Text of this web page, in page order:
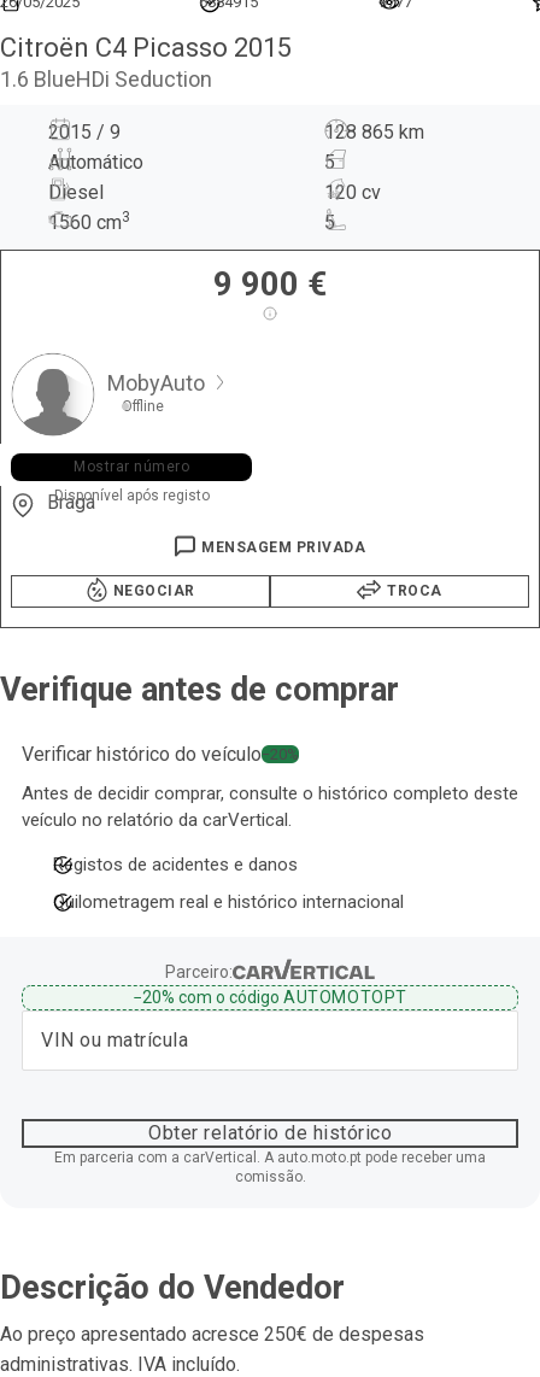
Citroën C4 Picasso 2015
1.6 BlueHDi Seduction
2015 / 9
128 865 km
Automático
5
Diesel
120 cv
1560 cm3 5
9 900 €
MobyAuto
Offline
+351 933 ••• •35
Mostrar número
Disponível após registo
Braga
MENSAGEM PRIVADA
NEGOCIAR TROCA
Verifique antes de comprar
Verificar histórico do veículo−20%
Antes de decidir comprar, consulte o histórico completo deste
veículo no relatório da carVertical.
Registos de acidentes e danos
Quilometragem real e histórico internacional
Parceiro:
−20%com o código AUTOMOTOPT
Obter relatório de histórico
Em parceria com a carVertical. A auto.moto.pt pode receber uma
comissão.
Descrição do Vendedor
Ao preço apresentado acresce 250€ de despesas
administrativas. IVA incluído.